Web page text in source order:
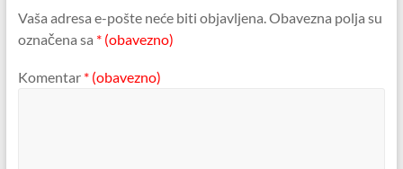
Vaša adresa e-pošte neće biti objavljena.Obavezna polja su
označena sa * (obavezno)
Komentar * (obavezno)